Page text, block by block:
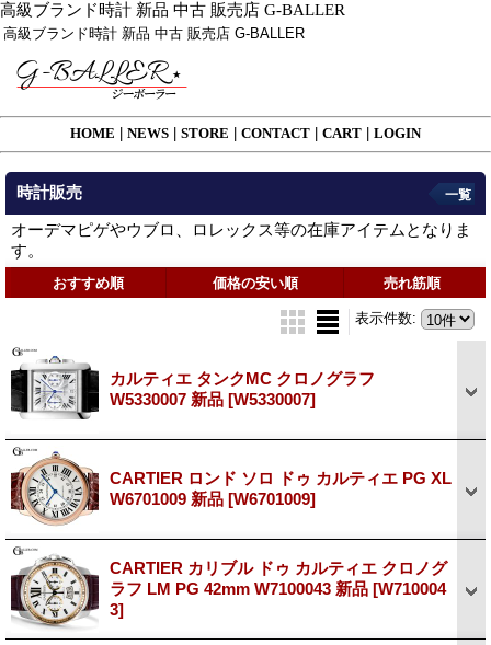
高級ブランド時計 新品 中古 販売店 G-BALLER
高級ブランド時計 新品 中古 販売店 G-BALLER
HOME NEWS STORE CONTACT CART LOGIN
時計販売
オーデマピゲやウブロ、ロレックス等の在庫アイテムとなりま
す。
一覧
おすすめ順 価格の安い順 売れ筋順
表示件数:
カルティエ タンクMC クロノグラフ
W5330007 新品 [W5330007]
CARTIER ロンド ソロ ドゥ カルティエ PG XL
W6701009 新品 [W6701009]
CARTIER カリブル ドゥ カルティエ クロノグ
ラフ LM PG 42mm W7100043 新品 [W710004
3]